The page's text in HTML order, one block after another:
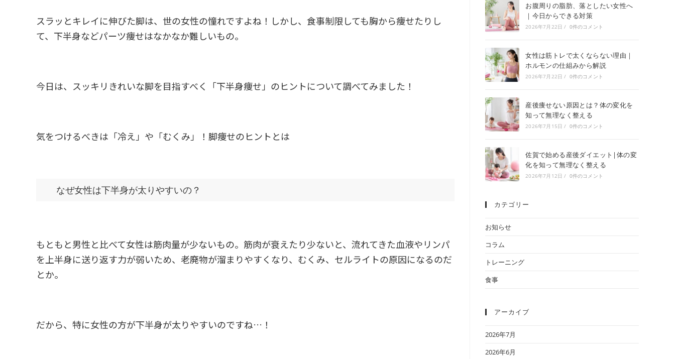
スラッとキレイに伸びた脚は、世の女性の憧れですよね！しかし、食事制限しても胸から痩せたりし
て、下半身などパーツ痩せはなかなか難しいもの。
今日は、スッキリきれいな脚を目指すべく「下半身痩せ」のヒントについて調べてみました！
気をつけるべきは「冷え」や「むくみ」！脚痩せのヒントとは
なぜ女性は下半身が太りやすいの？
もともと男性と比べて女性は筋肉量が少ないもの。筋肉が衰えたり少ないと、流れてきた血液やリンパ
を上半身に送り返す力が弱いため、老廃物が溜まりやすくなり、むくみ、セルライトの原因になるのだ
とか。
だから、特に女性の方が下半身が太りやすいのですね…！
お腹周りの脂肪、落としたい女性へ
｜今日からできる対策
2026年7月22日 / 0件のコメント
女性は筋トレで太くならない理由｜
ホルモンの仕組みから解説
2026年7月22日 / 0件のコメント
産後痩せない原因とは？体の変化を
知って無理なく整える
2026年7月15日 / 0件のコメント
佐賀で始める産後ダイエット|体の変
化を知って無理なく整える
2026年7月12日 / 0件のコメント
カテゴリー
お知らせ
コラム
トレーニング
食事
アーカイブ
2026年7月
2026年6月